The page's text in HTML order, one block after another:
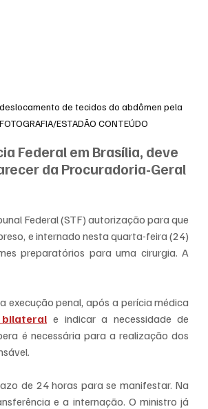
de tecidos do abdômen pela
ESTADÃO CONTEÚDO
Federal em Brasília, deve
da Procuradoria-Geral
Federal (STF) autorização para que
e internado nesta quarta-feira (24)
preparatórios para uma cirurgia. A
execução penal, após a perícia médica
e indicar a necessidade de
é necessária para a realização dos
de 24 horas para se manifestar. Na
e a internação. O ministro já